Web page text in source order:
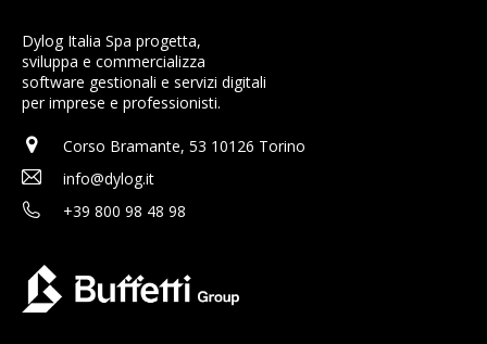
Dylog Italia Spa progetta,
sviluppa e commercializza
software gestionali e servizi digitali
per imprese e professionisti.
Corso Bramante, 53 10126 Torino
info@dylog.it
+39 800 98 48 98